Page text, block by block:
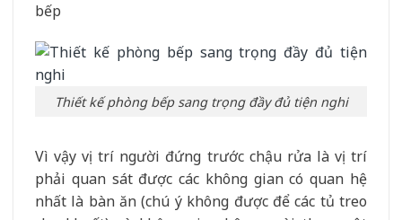
bếp
Thiết kế phòng bếp sang trọng đầy đủ tiện nghi
Vì vậy vị trí người đứng trước chậu rửa là vị trí
phải quan sát được các không gian có quan hệ
nhất là bàn ăn (chú ý không được để các tủ treo